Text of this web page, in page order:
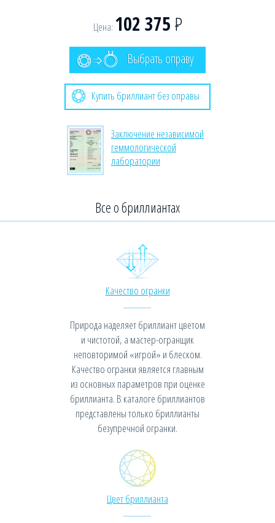
Цена: 102 375Р
Выбрать оправу
Купить бриллиант без оправы
Заключение независимой
геммологической
лаборатории
Все о бриллиантах
Качество огранки
Природа наделяет бриллиант цветом
и чистотой, а мастер-огранщик
неповторимой «игрой» и блеском.
Качество огранки является главным
из основных параметров при оценке
бриллианта. В каталоге бриллиантов
представлены только бриллианты
безупречной огранки.
Цвет бриллианта